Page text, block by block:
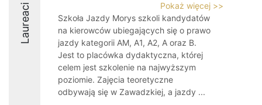
Laureaci
Pokaż więcej >>
Szkoła Jazdy Morys szkoli kandydatów
na kierowców ubiegających się o prawo
jazdy kategorii AM, A1, A2, A oraz B.
Jest to placówka dydaktyczna, której
celem jest szkolenie na najwyższym
poziomie. Zajęcia teoretyczne
odbywają się w Zawadzkiej, a jazdy ...